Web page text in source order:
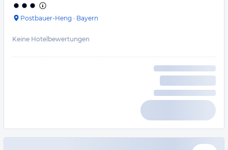
Postbauer-Heng · Bayern
Keine Hotelbewertungen